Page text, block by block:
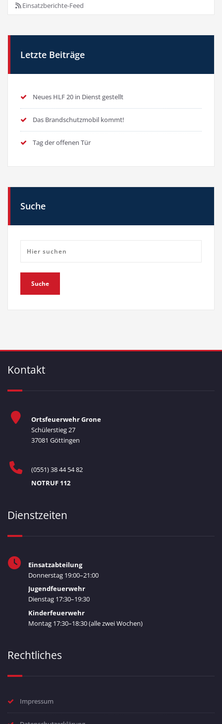
Einsatzberichte-Feed
Letzte Beiträge
Neues HLF 20 in Dienst gestellt
Das Brandschutzmobil kommt!
Tag der offenen Tür
Suche
Kontakt
Ortsfeuerwehr Grone
Schülerstieg 27
37081 Göttingen
(0551) 38 44 54 82
NOTRUF 112
Dienstzeiten
Einsatzabteilung
Donnerstag 19:00–21:00
Jugendfeuerwehr
Dienstag 17:30–19:30
Kinderfeuerwehr
Montag 17:30–18:30 (alle zwei Wochen)
Rechtliches
Impressum